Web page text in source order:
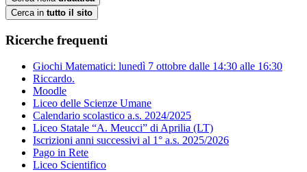
Cerca in tutto il sito
Ricerche frequenti
Giochi Matematici: lunedì 7 ottobre dalle 14:30 alle 16:30
Riccardo.
Moodle
Liceo delle Scienze Umane
Calendario scolastico a.s. 2024/2025
Liceo Statale “A. Meucci” di Aprilia (LT)
Iscrizioni anni successivi al 1° a.s. 2025/2026
Pago in Rete
Liceo Scientifico